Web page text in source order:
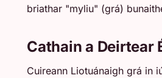
briathar "myliu" (grá)
Cathain a Deirtear
Cuireann Liotuánaigh grá in